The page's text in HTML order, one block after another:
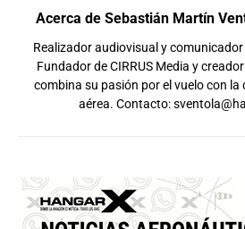
Acerca de Sebastián Martín
Realizador audiovisual y
Fundador de CIRRUS Media y
combina su pasión por el vuelo con
aérea. Contacto: